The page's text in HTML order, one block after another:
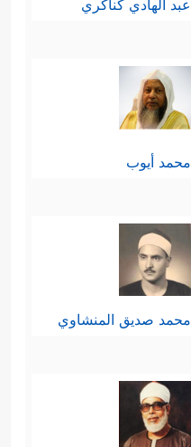
عبد الهادي كناكري
محمد أيوب
محمد صديق المنشاوي